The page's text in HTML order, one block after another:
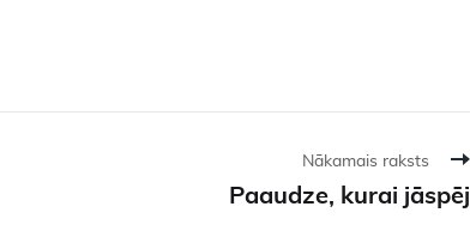
Nākamais raksts
Paaudze, kurai jāspēj